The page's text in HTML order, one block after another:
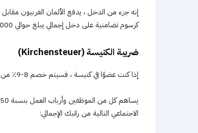
كرسوم تضامنية على دخل إجمالي يبلغ حوالي 73000 يورو في السنة.
ضريبة الكنيسة (Kirchensteuer)
إذا كنت عضوًا في كنيسة ، فسيتم خصم 8-9٪ من إجمالي راتبك كضريبة كنيسة
الاجتماعي التالية من راتبك الإجمالي: